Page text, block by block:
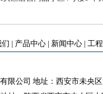
们 | 产品中心| 新闻中心| 工
限公司 地址：西安市未央